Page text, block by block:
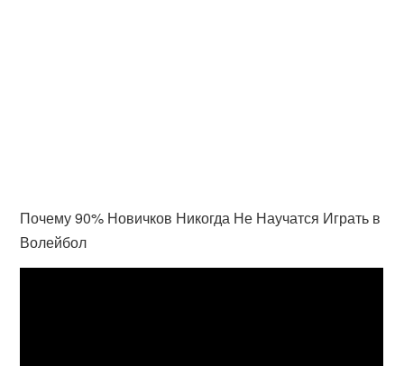
Почему 90% Новичков Никогда Не Научатся Играть в
Волейбол